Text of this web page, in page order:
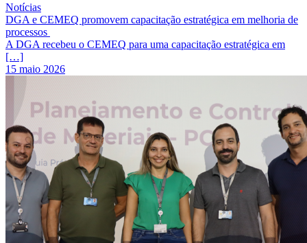
Notícias
DGA e CEMEQ promovem capacitação estratégica em melhoria de
processos
A DGA recebeu o CEMEQ para uma capacitação estratégica em
[…]
15 maio 2026